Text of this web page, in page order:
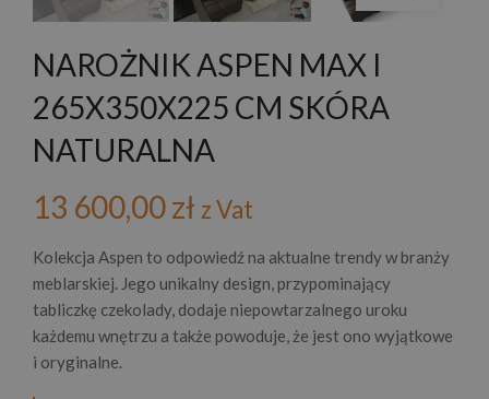
NAROŻNIK ASPEN MAX I
265X350X225 CM SKÓRA
NATURALNA
13 600,00zł z Vat
Kolekcja Aspen to odpowiedź na aktualne trendy w branży
meblarskiej. Jego unikalny design, przypominający
tabliczkę czekolady, dodaje niepowtarzalnego uroku
każdemu wnętrzu a także powoduje, że jest ono wyjątkowe
i oryginalne.